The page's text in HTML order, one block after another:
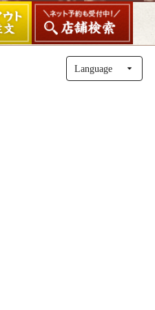
Language